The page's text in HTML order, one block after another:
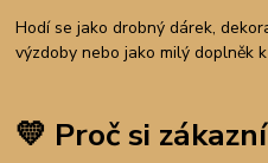
Hodí se jako drobný dárek,
výzdoby nebo jako milý doplněk
💛 Proč si